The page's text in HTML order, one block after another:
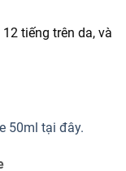
tiếng trên da, và
50ml tại đây.